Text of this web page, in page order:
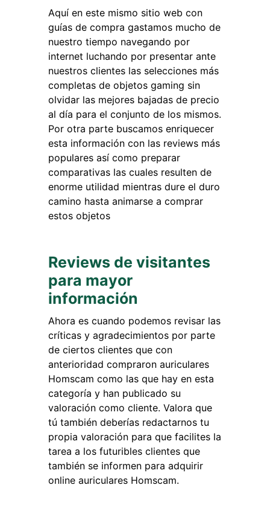
Aquí en este mismo sitio web con
guías de compra gastamos mucho de
nuestro tiempo navegando por
internet luchando por presentar ante
nuestros clientes las selecciones más
completas de objetos gaming sin
olvidar las mejores bajadas de precio
al día para el conjunto de los mismos.
Por otra parte buscamos enriquecer
esta información con las reviews más
populares así como preparar
comparativas las cuales resulten de
enorme utilidad mientras dure el duro
camino hasta animarse a comprar
estos objetos
Reviews de visitantes
para mayor
información
Ahora es cuando podemos revisar las
críticas y agradecimientos por parte
de ciertos clientes que con
anterioridad compraron auriculares
Homscam como las que hay en esta
categoría y han publicado su
valoración como cliente. Valora que
tú también deberías redactarnos tu
propia valoración para que facilites la
tarea a los futuribles clientes que
también se informen para adquirir
online auriculares Homscam.